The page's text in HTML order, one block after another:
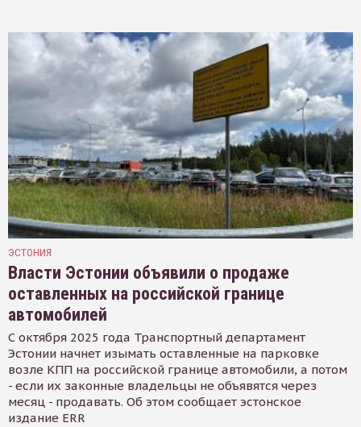
ЭСТОНИЯ
Власти Эстонии объявили о продаже
оставленных на российской границе
автомобилей
С октября 2025 года Транспортный департамент
Эстонии начнет изымать оставленные на парковке
возле КПП на российской границе автомобили, а потом
- если их законные владельцы не объявятся через
месяц - продавать. Об этом сообщает эстонское
издание ERR